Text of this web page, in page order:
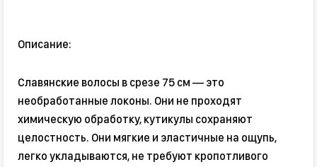
Описание:
Славянские волосы в срезе 75 см — это
необработанные локоны. Они не проходят
химическую обработку, кутикулы сохраняют
целостность. Они мягкие и эластичные на ощупь,
легко укладываются, не требуют кропотливого